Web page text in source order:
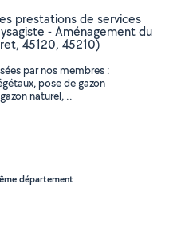
prestations de services
- Aménagement du
45120, 45210)
par nos membres :
pose de gazon
naturel, ..
département